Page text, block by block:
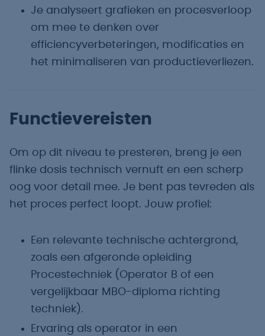
Je analyseert grafieken en procesverloop
om mee te denken over
efficiencyverbeteringen, modificaties en
het minimaliseren van productieverliezen.
Functievereisten
Om op dit niveau te presteren, breng je een
flinke dosis technisch vernuft en een scherp
oog voor detail mee. Je bent pas tevreden als
het proces perfect loopt. Jouw profiel:
Een relevante technische achtergrond,
zoals een afgeronde opleiding
Procestechniek (Operator B of een
vergelijkbaar MBO-diploma richting
techniek).
Ervaring als operator in een